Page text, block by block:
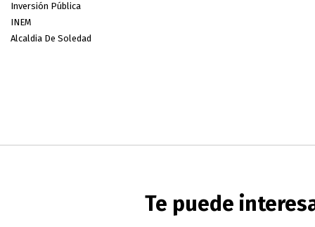
Inversión Pública
INEM
Alcaldia De Soledad
Te puede